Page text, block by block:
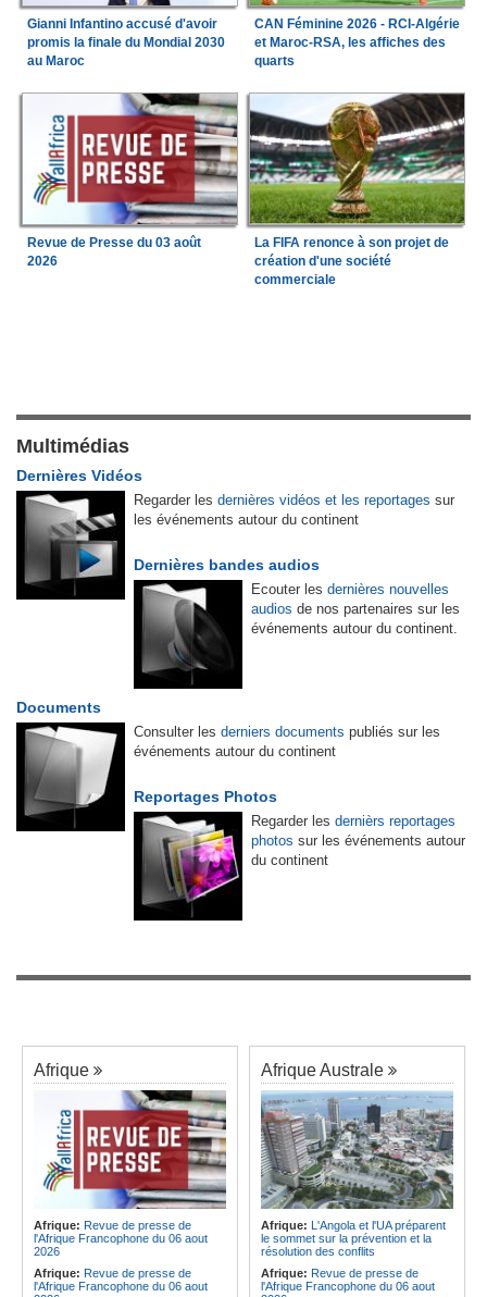
Gianni Infantino accusé d'avoir
promis la finale du Mondial 2030
au Maroc
CAN Féminine 2026 - RCI-Algérie
et Maroc-RSA, les affiches des
quarts
Revue de Presse du 03 août
2026
La FIFA renonce à son projet de
création d'une société
commerciale
Multimédias
Dernières Vidéos
Regarder les dernières vidéos et les reportages sur
les événements autour du continent
Dernières bandes audios
Ecouter les dernières nouvelles
audios de nos partenaires sur les
événements autour du continent.
Documents
Consulter les derniers documents publiés sur les
événements autour du continent
Reportages Photos
Regarder les dernièrs reportages
photos sur les événements autour
du continent
Afrique
Afrique: Revue de presse de
l'Afrique Francophone du 06 aout
2026
Afrique: Revue de presse de
l'Afrique Francophone du 06 aout
Afrique Australe
Afrique: L'Angola et l'UA préparent
le sommet sur la prévention et la
résolution des conflits
Afrique: Revue de presse de
l'Afrique Francophone du 06 aout